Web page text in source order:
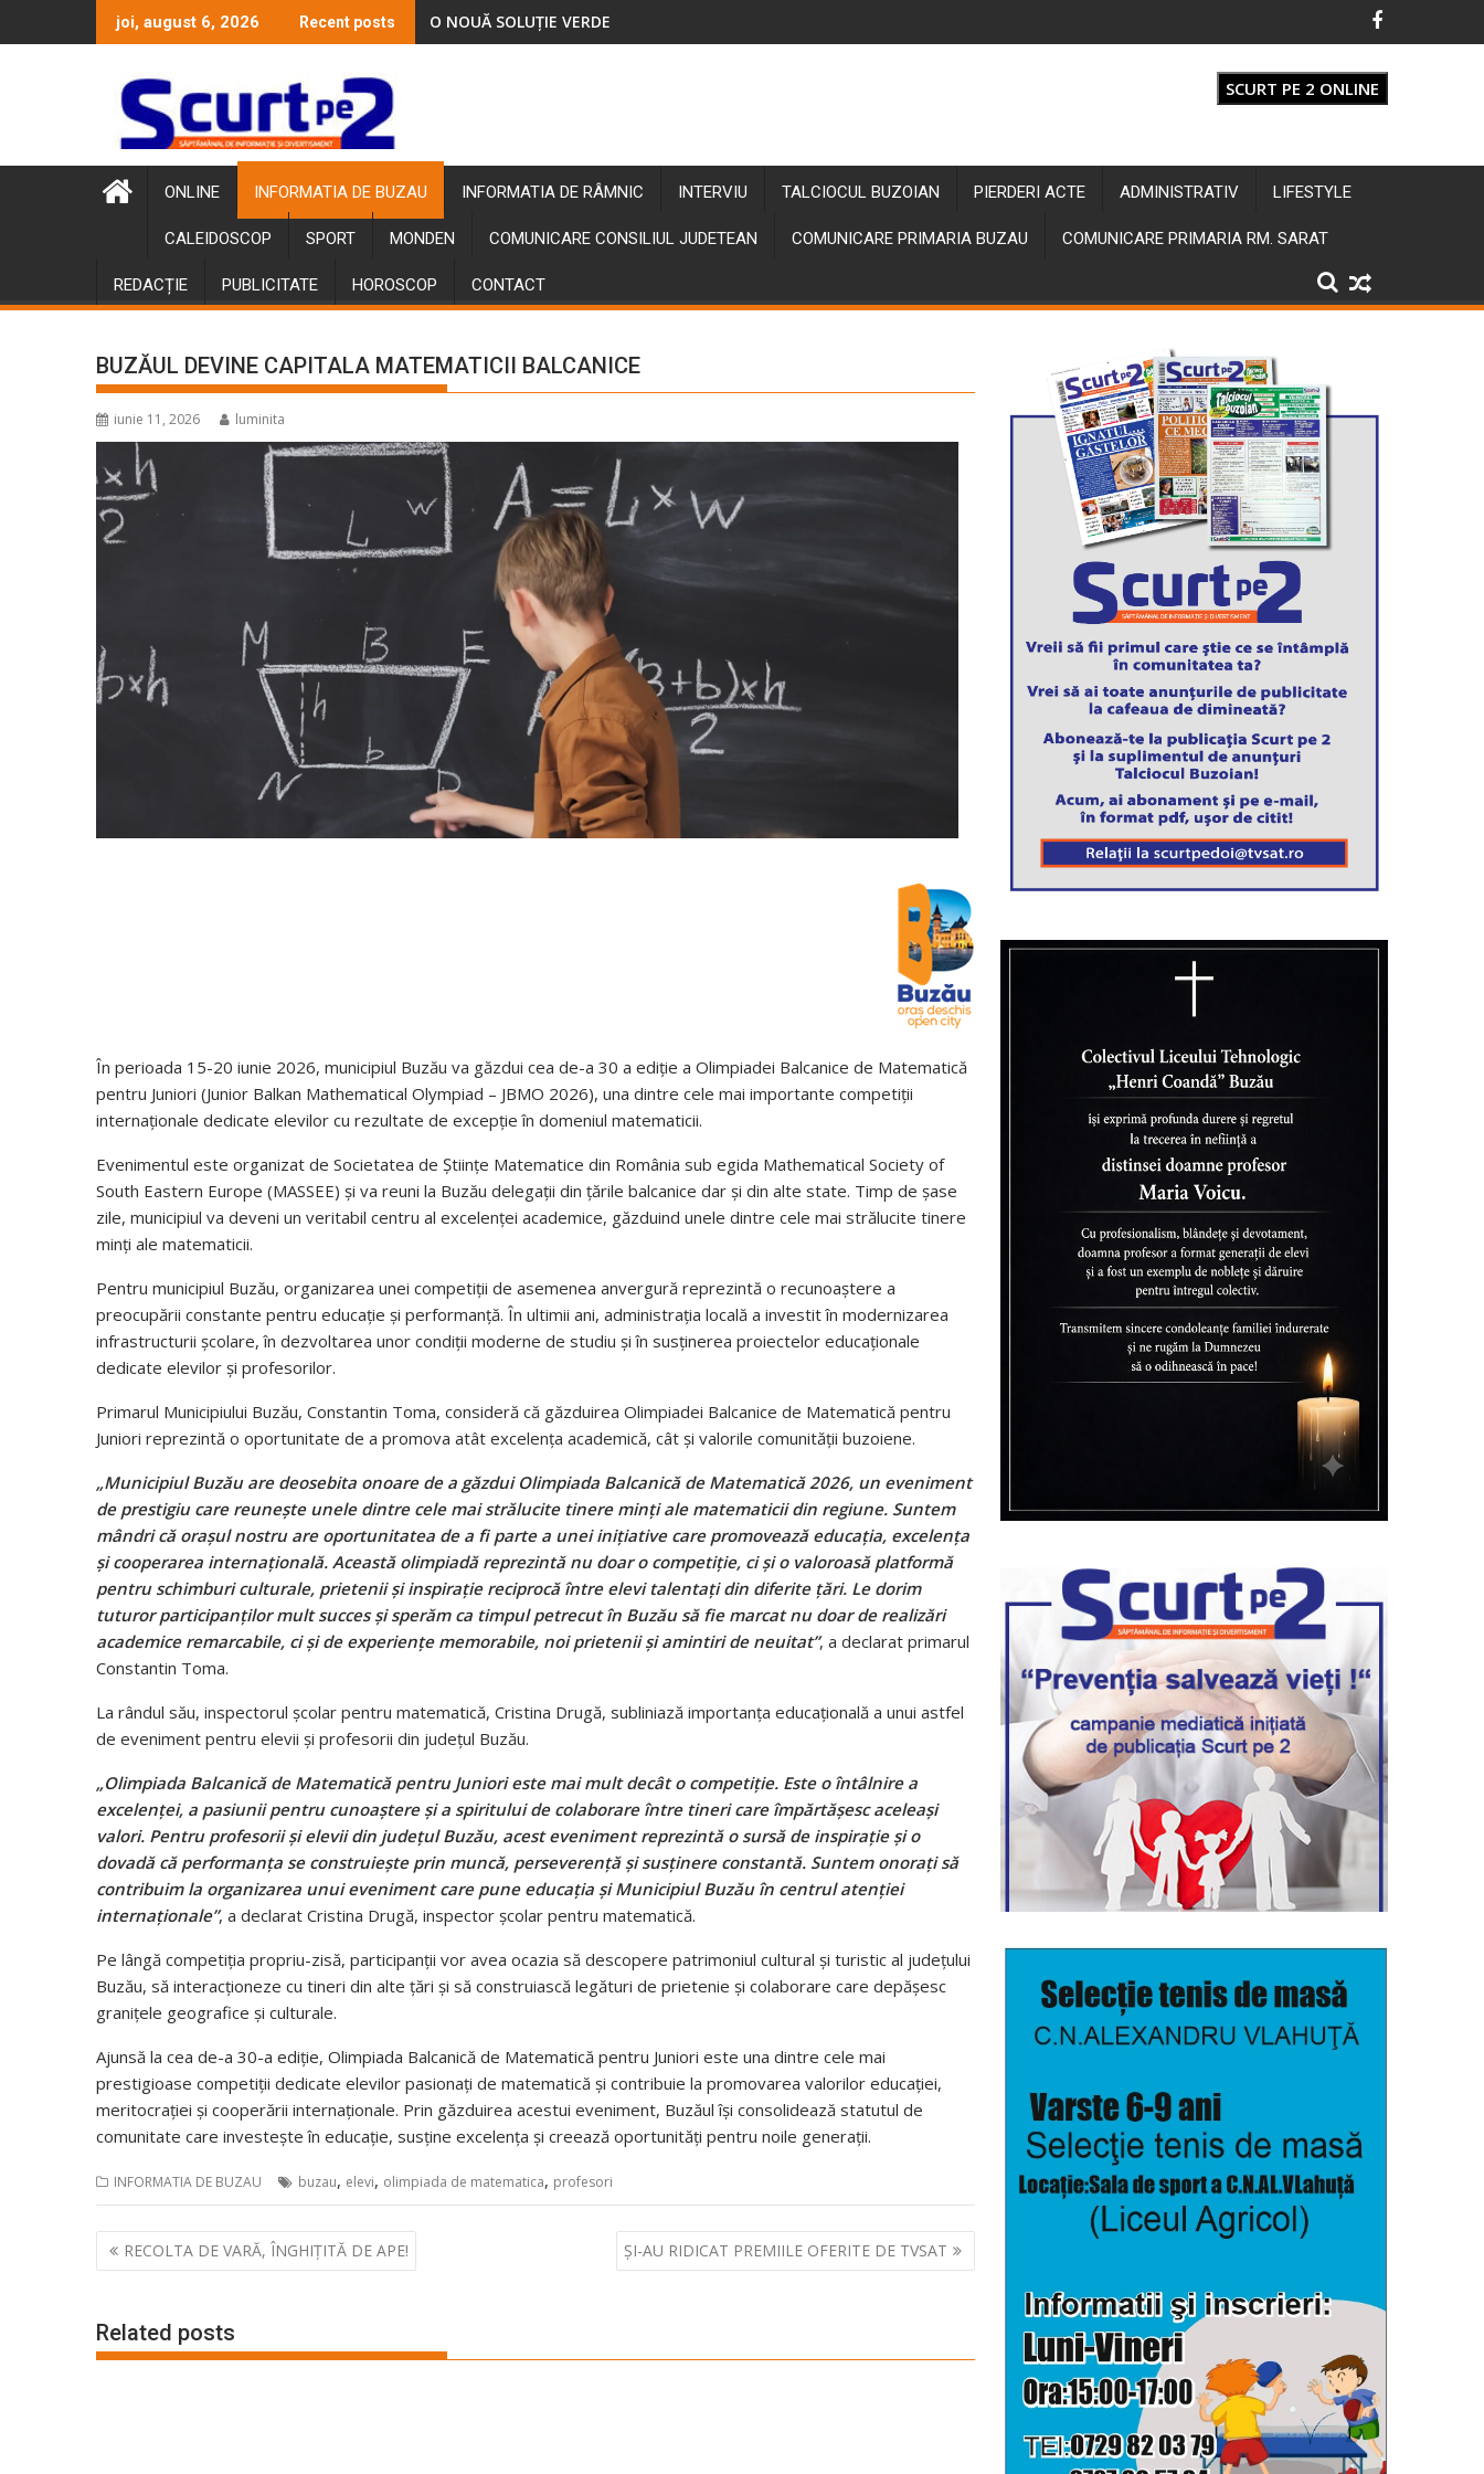
to
joi, august 6, 2026 Recent posts O NOUĂ SOLUȚIE VERDE
SCURT PE 2 ONLINE
ONLINE INFORMATIA DE BUZAU INFORMATIA DE RÂMNIC INTERVIU TALCIOCUL BUZOIAN PIERDERI ACTE ADMINISTRATIV LIFESTYLE
CALEIDOSCOP SPORT MONDEN COMUNICARE CONSILIUL JUDETEAN COMUNICARE PRIMARIA BUZAU COMUNICARE PRIMARIA RM. SARAT
REDACȚIE PUBLICITATE HOROSCOP CONTACT
BUZĂUL DEVINE CAPITALA MATEMATICII BALCANICE
iunie 11, 2026 luminita
În perioada 15-20 iunie 2026, municipiul Buzău va găzdui cea de-a 30 a ediție a Olimpiadei Balcanice de Matematică
pentru Juniori (Junior Balkan Mathematical Olympiad – JBMO 2026), una dintre cele mai importante competiții
internaționale dedicate elevilor cu rezultate de excepție în domeniul matematicii.
Evenimentul este organizat de Societatea de Științe Matematice din România sub egida Mathematical Society of
South Eastern Europe (MASSEE) și va reuni la Buzău delegații din țările balcanice dar și din alte state. Timp de șase
zile, municipiul va deveni un veritabil centru al excelenței academice, găzduind unele dintre cele mai strălucite tinere
minți ale matematicii.
Pentru municipiul Buzău, organizarea unei competiții de asemenea anvergură reprezintă o recunoaștere a
preocupării constante pentru educație și performanță. În ultimii ani, administrația locală a investit în modernizarea
infrastructurii școlare, în dezvoltarea unor condiții moderne de studiu și în susținerea proiectelor educaționale
dedicate elevilor și profesorilor.
Primarul Municipiului Buzău, Constantin Toma, consideră că găzduirea Olimpiadei Balcanice de Matematică pentru
Juniori reprezintă o oportunitate de a promova atât excelența academică, cât și valorile comunității buzoiene.
„Municipiul Buzău are deosebita onoare de a găzdui Olimpiada Balcanică de Matematică 2026, un eveniment
de prestigiu care reunește unele dintre cele mai strălucite tinere minți ale matematicii din regiune. Suntem
mândri că orașul nostru are oportunitatea de a fi parte a unei inițiative care promovează educația, excelența
și cooperarea internațională. Această olimpiadă reprezintă nu doar o competiție, ci și o valoroasă platformă
pentru schimburi culturale, prietenii și inspirație reciprocă între elevi talentați din diferite țări. Le dorim
tuturor participanților mult succes și sperăm ca timpul petrecut în Buzău să fie marcat nu doar de realizări
academice remarcabile, ci și de experiențe memorabile, noi prietenii și amintiri de neuitat”, a declarat primarul
Constantin Toma.
La rândul său, inspectorul școlar pentru matematică, Cristina Drugă, subliniază importanța educațională a unui astfel
de eveniment pentru elevii și profesorii din județul Buzău.
„Olimpiada Balcanică de Matematică pentru Juniori este mai mult decât o competiție. Este o întâlnire a
excelenței, a pasiunii pentru cunoaștere și a spiritului de colaborare între tineri care împărtășesc aceleași
valori. Pentru profesorii și elevii din județul Buzău, acest eveniment reprezintă o sursă de inspirație și o
dovadă că performanța se construiește prin muncă, perseverență și susținere constantă. Suntem onorați să
contribuim la organizarea unui eveniment care pune educația și Municipiul Buzău în centrul atenției
internaționale”, a declarat Cristina Drugă, inspector școlar pentru matematică.
Pe lângă competiția propriu-zisă, participanții vor avea ocazia să descopere patrimoniul cultural și turistic al județului
Buzău, să interacționeze cu tineri din alte țări și să construiască legături de prietenie și colaborare care depășesc
granițele geografice și culturale.
Ajunsă la cea de-a 30-a ediție, Olimpiada Balcanică de Matematică pentru Juniori este una dintre cele mai
prestigioase competiții dedicate elevilor pasionați de matematică și contribuie la promovarea valorilor educației,
meritocrației și cooperării internaționale. Prin găzduirea acestui eveniment, Buzăul își consolidează statutul de
comunitate care investește în educație, susține excelența și creează oportunități pentru noile generații.
INFORMATIA DE BUZAU buzau, elevi, olimpiada de matematica, profesori
Navigare
în
RECOLTA DE VARĂ, ÎNGHIȚITĂ DE APE! ȘI-AU RIDICAT PREMIILE OFERITE DE TVSAT
Related posts